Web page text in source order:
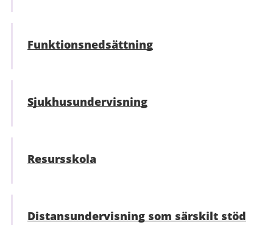
Funktions­nedsättning
Sjukhusundervisning
Resursskola
Distansundervisning som särskilt stöd